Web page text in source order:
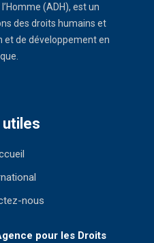
l’Homme (ADH), est un
des droits humains et
et de développement en
utiles
nous
pour les Droits